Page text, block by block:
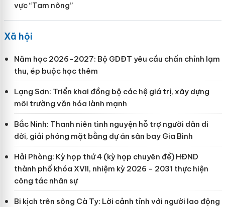
vực “Tam nông”
Xã hội
Năm học 2026-2027: Bộ GDĐT yêu cầu chấn chỉnh lạm
thu, ép buộc học thêm
Lạng Sơn: Triển khai đồng bộ các hệ giá trị, xây dựng
môi trường văn hóa lành mạnh
Bắc Ninh: Thanh niên tình nguyện hỗ trợ người dân di
dời, giải phóng mặt bằng dự án sân bay Gia Bình
Hải Phòng: Kỳ họp thứ 4 (kỳ họp chuyên đề) HĐND
thành phố khóa XVII, nhiệm kỳ 2026 - 2031 thực hiện
công tác nhân sự
Bi kịch trên sông Cà Ty: Lời cảnh tỉnh với người lao động